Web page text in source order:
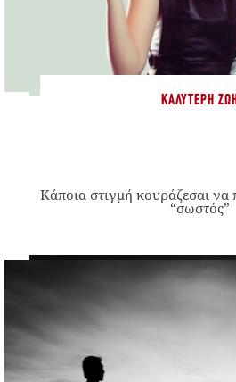
ΚΑΛΎΤΕΡΗ ΖΩΉ
Κάποια στιγμή κουράζεσαι να
“σωστός”